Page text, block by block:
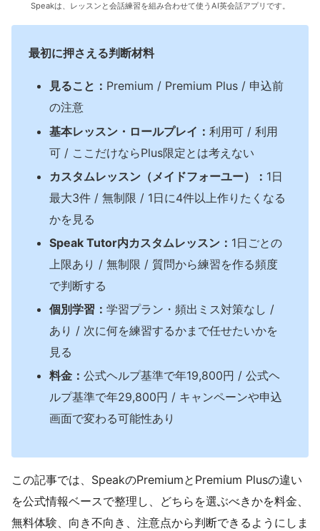
Speakは、レッスンと会話練習を組み合わせて使うAI英会話アプリです。
最初に押さえる判断材料
見ること： Premium / Premium Plus / 申込前
の注意
基本レッスン・ロールプレイ：利用可 / 利用
可 / ここだけならPlus限定とは考えない
カスタムレッスン（メイドフォーユー）： 1日
最大3件 / 無制限 / 1日に4件以上作りたくなる
かを見る
Speak Tutor内カスタムレッスン： 1日ごとの
上限あり / 無制限 / 質問から練習を作る頻度
で判断する
個別学習：学習プラン・頻出ミス対策なし /
あり / 次に何を練習するかまで任せたいかを
見る
料金：公式ヘルプ基準で年19,800円 / 公式ヘ
ルプ基準で年29,800円 / キャンペーンや申込
画面で変わる可能性あり
この記事では、SpeakのPremiumとPremium Plusの違い
を公式情報ベースで整理し、どちらを選ぶべきかを料金、
無料体験、向き不向き、注意点から判断できるようにしま